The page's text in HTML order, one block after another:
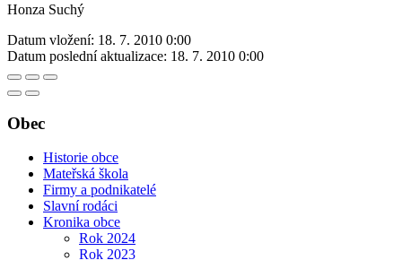
Honza Suchý
Datum vložení: 18. 7. 2010 0:00
Datum poslední aktualizace: 18. 7. 2010 0:00
Obec
Historie obce
Mateřská škola
Firmy a podnikatelé
Slavní rodáci
Kronika obce
Rok 2024
Rok 2023